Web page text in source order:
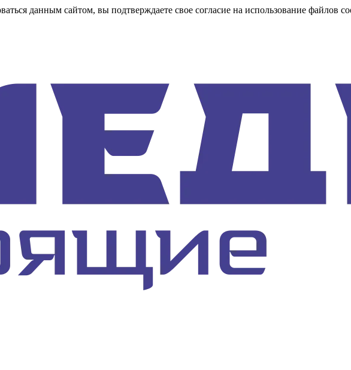
данным сайтом, вы подтверждаете свое согласие на использование файлов